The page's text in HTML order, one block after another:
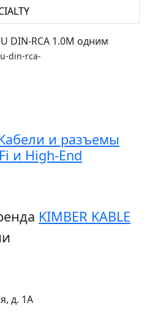
DIN-RCA 1.0М одним
din-rca-
и разъемы
и High-End
KIMBER KABLE
д. 1А